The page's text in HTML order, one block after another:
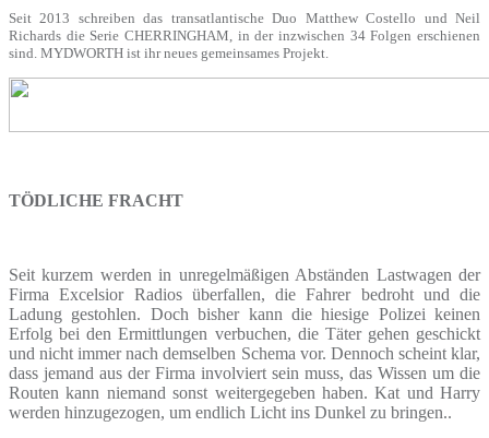
Seit 2013 schreiben das transatlantische Duo Matthew Costello und Neil
Richards die Serie CHERRINGHAM, in der inzwischen 34 Folgen erschienen
sind. MYDWORTH ist ihr neues gemeinsames Projekt.
TÖDLICHE FRACHT
Seit kurzem werden in unregelmäßigen Abständen Lastwagen der
Firma Excelsior Radios überfallen, die Fahrer bedroht und die
Ladung gestohlen. Doch bisher kann die hiesige Polizei keinen
Erfolg bei den Ermittlungen verbuchen, die Täter gehen geschickt
und nicht immer nach demselben Schema vor. Dennoch scheint klar,
dass jemand aus der Firma involviert sein muss, das Wissen um die
Routen kann niemand sonst weitergegeben haben. Kat und Harry
werden hinzugezogen, um endlich Licht ins Dunkel zu bringen..